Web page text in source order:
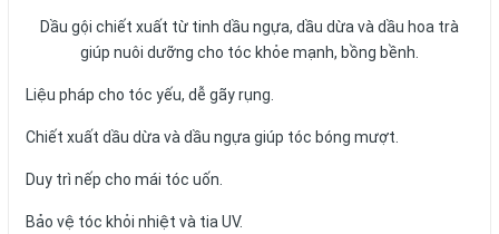
Dầu gội chiết xuất từ tinh dầu ngựa, dầu dừa và dầu hoa trà
giúp nuôi dưỡng cho tóc khỏe mạnh, bồng bềnh.
Liệu pháp cho tóc yếu, dễ gãy rụng.
Chiết xuất dầu dừa và dầu ngựa giúp tóc bóng mượt.
Duy trì nếp cho mái tóc uốn.
Bảo vệ tóc khỏi nhiệt và tia UV.